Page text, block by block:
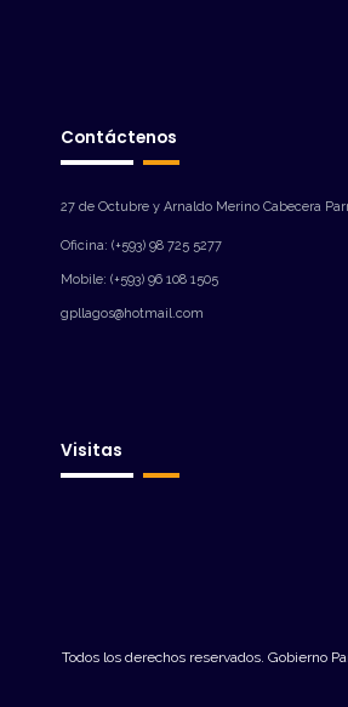
Contáctenos
27 de Octubre y Arnaldo Merino Cabecera
Oficina: (+593) 98 725 5277
Mobile: (+593) 96 108 1505
gpllagos@hotmail.com
Visitas
Todos los derechos reservados. Gobierno